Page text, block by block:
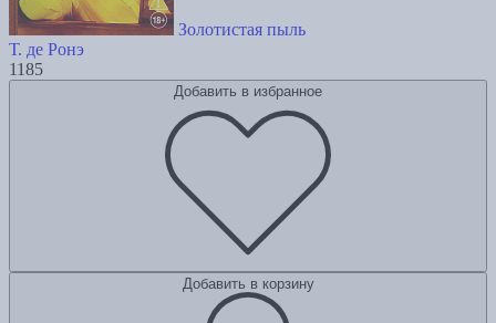
Золотистая пыль
Т. де Ронэ
1185
Добавить в избранное
Добавить в корзину